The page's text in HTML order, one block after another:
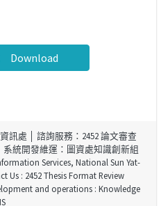
訊處 │ 諮詢服務：2452 論文審查
統開發維運：圖資處知識創新組
Services, National Sun Yat-
Us : 2452 Thesis Format Review
and operations : Knowledge